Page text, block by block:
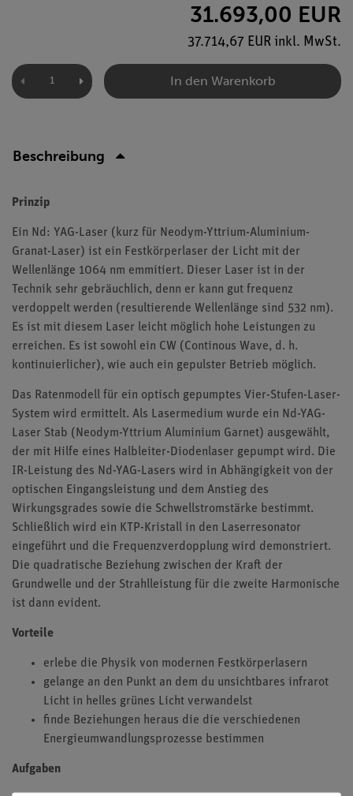
31.693,00 EUR
37.714,67 EUR inkl. MwSt.
In den Warenkorb
Beschreibung
Prinzip
Ein Nd: YAG-Laser (kurz für Neodym-Yttrium-Aluminium-
Granat-Laser) ist ein Festkörperlaser der Licht mit der
Wellenlänge 1064 nm emmitiert. Dieser Laser ist in der
Technik sehr gebräuchlich, denn er kann gut frequenz
verdoppelt werden (resultierende Wellenlänge sind 532 nm).
Es ist mit diesem Laser leicht möglich hohe Leistungen zu
erreichen. Es ist sowohl ein CW (Continous Wave, d. h.
kontinuierlicher), wie auch ein gepulster Betrieb möglich.
Das Ratenmodell für ein optisch gepumptes Vier-Stufen-Laser-
System wird ermittelt. Als Lasermedium wurde ein Nd-YAG-
Laser Stab (Neodym-Yttrium Aluminium Garnet) ausgewählt,
der mit Hilfe eines Halbleiter-Diodenlaser gepumpt wird. Die
IR-Leistung des Nd-YAG-Lasers wird in Abhängigkeit von der
optischen Eingangsleistung und dem Anstieg des
Wirkungsgrades sowie die Schwellstromstärke bestimmt.
Schließlich wird ein KTP-Kristall in den Laserresonator
eingeführt und die Frequenzverdopplung wird demonstriert.
Die quadratische Beziehung zwischen der Kraft der
Grundwelle und der Strahlleistung für die zweite Harmonische
ist dann evident.
Vorteile
erlebe die Physik von modernen Festkörperlasern
gelange an den Punkt an dem du unsichtbares infrarot
Licht in helles grünes Licht verwandelst
finde Beziehungen heraus die die verschiedenen
Energieumwandlungsprozesse bestimmen
Aufgaben